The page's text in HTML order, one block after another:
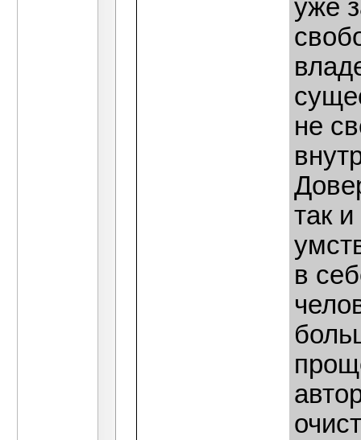
уже
не
так
в